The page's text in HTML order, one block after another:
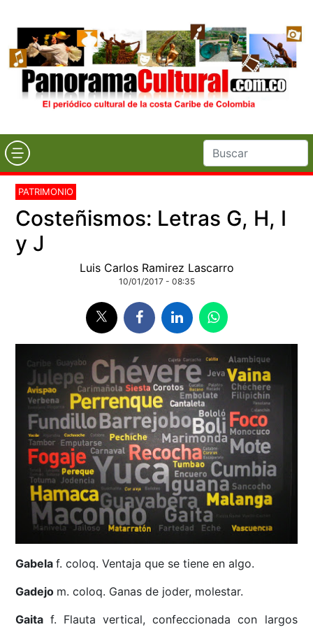
PATRIMONIO
Costeñismos: Letras G, H, I
y J
Luis Carlos Ramirez Lascarro
10/01/2017 - 08:35
Gabelaf. coloq. Ventaja que se tiene en algo.
Gadejo m. coloq. Ganas de joder, molestar.
Gaita f. Flauta vertical, confeccionada con largos